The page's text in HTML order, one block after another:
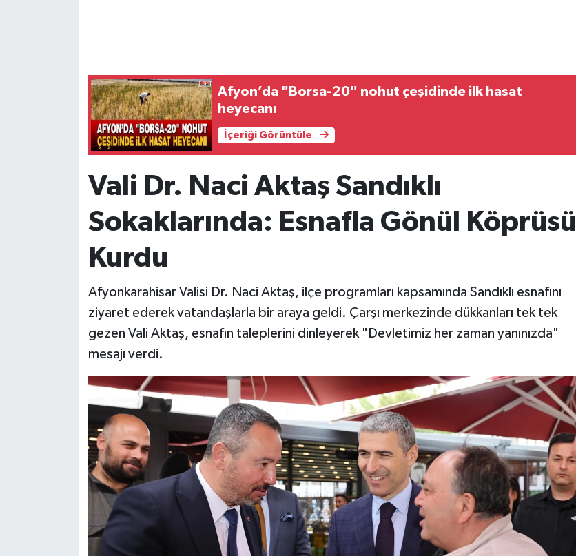
Afyon’da "Borsa-20" nohut çeşidinde ilk hasat
heyecanı
İçeriği Görüntüle
Vali Dr. Naci Aktaş Sandıklı
Sokaklarında: Esnafla Gönül Köprüsü
Kurdu
Afyonkarahisar Valisi Dr. Naci Aktaş, ilçe programları kapsamında Sandıklı esnafını
ziyaret ederek vatandaşlarla bir araya geldi. Çarşı merkezinde dükkanları tek tek
gezen Vali Aktaş, esnafın taleplerini dinleyerek "Devletimiz her zaman yanınızda"
mesajı verdi.